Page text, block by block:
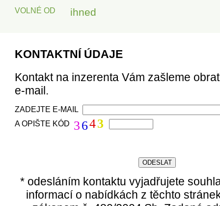
VOLNÉ OD ihned
KONTAKTNÍ ÚDAJE
Kontakt na inzerenta Vám zašleme
e-mail.
ZADEJTE E-MAIL
A OPIŠTE KÓD 3643
* odesláním kontaktu vyjadřujete
informací o nabídkách z těchto